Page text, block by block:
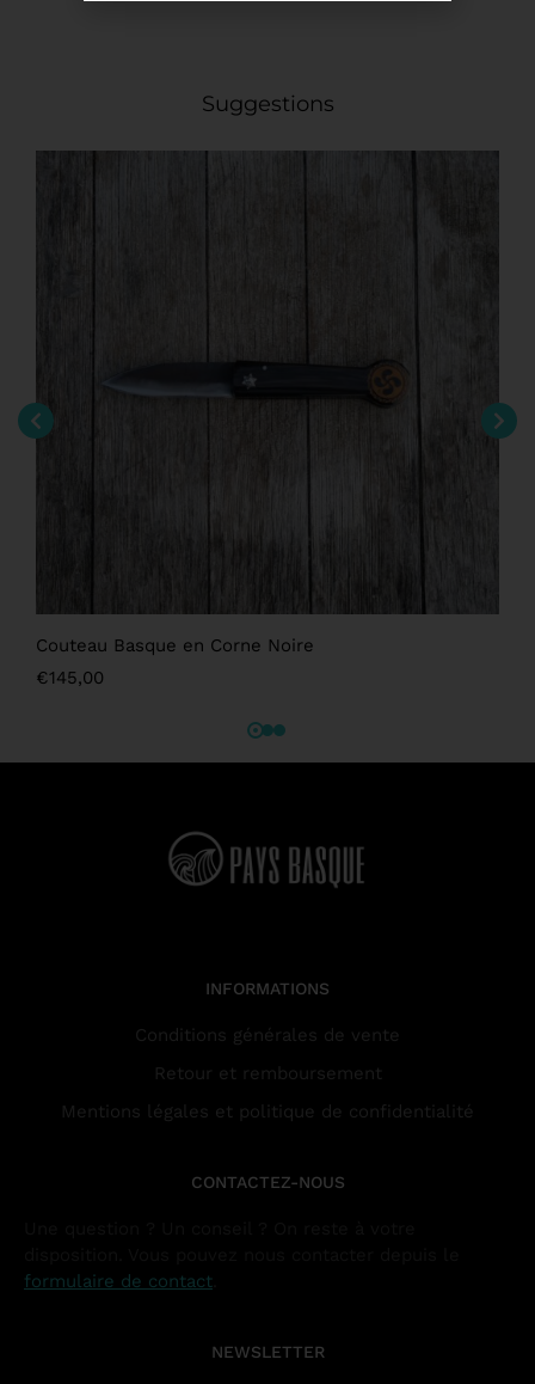
Suggestions
Couteau Basque en Corne Noire
€145,00
INFORMATIONS
Conditions générales de vente
Retour et remboursement
Mentions légales et politique de confidentialité
CONTACTEZ-NOUS
formulaire de contact
NEWSLETTER